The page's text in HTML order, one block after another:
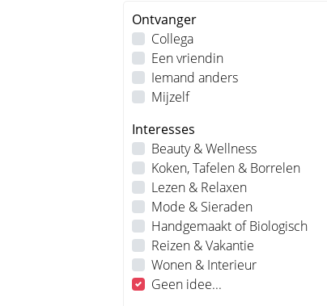
Ontvanger
Collega
Een vriendin
Iemand anders
Mijzelf
Interesses
Beauty & Wellness
Koken, Tafelen & Borrelen
Lezen & Relaxen
Mode & Sieraden
Handgemaakt of Biologisch
Reizen & Vakantie
Wonen & Interieur
Geen idee...